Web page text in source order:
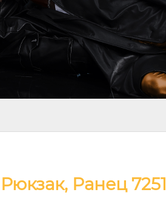
Рюкзак, Ранец 7251